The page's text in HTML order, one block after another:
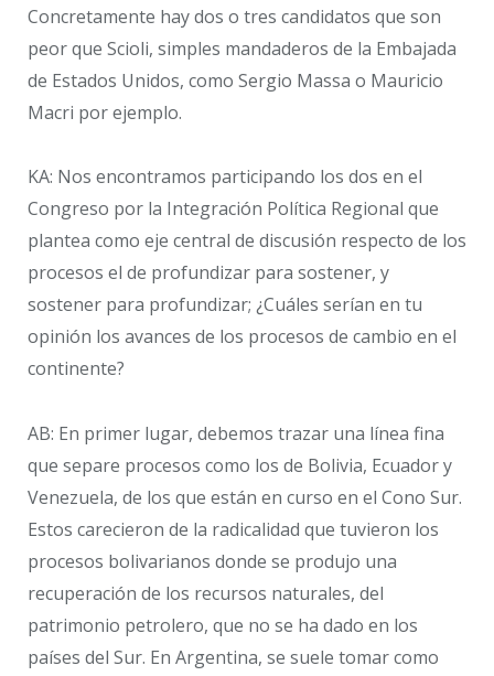
Concretamente hay dos o tres candidatos que son
peor que Scioli, simples mandaderos de la Embajada
de Estados Unidos, como Sergio Massa o Mauricio
Macri por ejemplo.
KA: Nos encontramos participando los dos en el
Congreso por la Integración Política Regional que
plantea como eje central de discusión respecto de los
procesos el de profundizar para sostener, y
sostener para profundizar; ¿Cuáles serían en tu
opinión los avances de los procesos de cambio en el
continente?
AB: En primer lugar, debemos trazar una línea fina
que separe procesos como los de Bolivia, Ecuador y
Venezuela, de los que están en curso en el Cono Sur.
Estos carecieron de la radicalidad que tuvieron los
procesos bolivarianos donde se produjo una
recuperación de los recursos naturales, del
patrimonio petrolero, que no se ha dado en los
países del Sur. En Argentina, se suele tomar como